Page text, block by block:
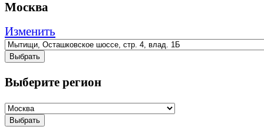
Москва
Изменить
Выбрать
Выберите регион
Выбрать